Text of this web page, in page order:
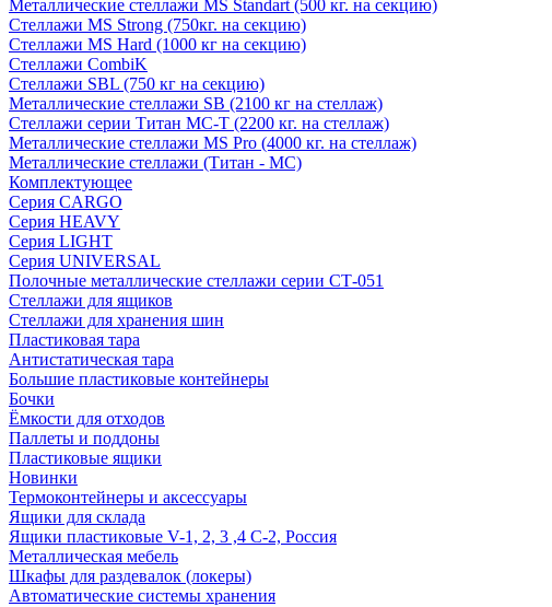
Металлические стеллажи MS Standart (500 кг. на секцию)
Стеллажи MS Strong (750кг. на секцию)
Стеллажи MS Hard (1000 кг на секцию)
Стеллажи CombiK
Стеллажи SBL (750 кг на секцию)
Металлические стеллажи SB (2100 кг на стеллаж)
Стеллажи серии Титан МС-Т (2200 кг. на стеллаж)
Металлические стеллажи MS Pro (4000 кг. на стеллаж)
Металлические стеллажи (Титан - МС)
Комплектующее
Серия CARGO
Серия HEAVY
Серия LIGHT
Серия UNIVERSAL
Полочные металлические стеллажи серии СТ-051
Стеллажи для ящиков
Стеллажи для хранения шин
Пластиковая тара
Антистатическая тара
Большие пластиковые контейнеры
Бочки
Ёмкости для отходов
Паллеты и поддоны
Пластиковые ящики
Новинки
Термоконтейнеры и аксессуары
Ящики для склада
Ящики пластиковые V-1, 2, 3 ,4 С-2, Россия
Металлическая мебель
Шкафы для раздевалок (локеры)
Автоматические системы хранения